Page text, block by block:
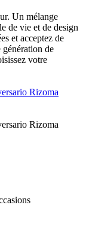
Un mélange
de vie et de design
et acceptez de
de
votre
Rizoma
Rizoma